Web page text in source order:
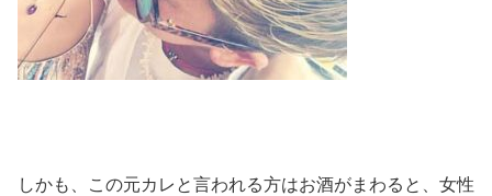
しかも、この元カレと言われる方はお酒がまわると、女性